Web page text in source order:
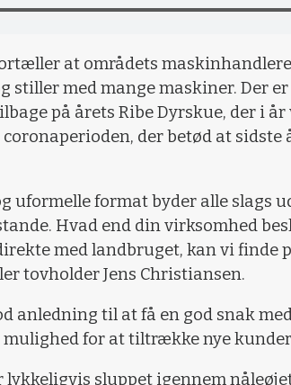
at områdets
stiller med mange maskiner. Der
på årets Ribe Dyrskue, der i
der betød at sidste
uformelle format byder alle slags
Hvad end din virksomhed
med landbruget, kan vi finde
tovholder Jens Christiansen.
anledning til at få en god snak
mulighed for at tiltrække nye
lykkeligvis sluppet igennem